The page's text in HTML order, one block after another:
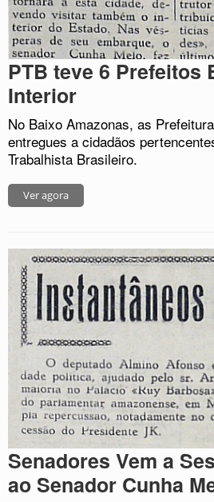
PTB teve 6 Prefeitos
Interior
No Baixo Amazonas, as
entregues a cidadãos
Trabalhista Brasileiro.
Ver agora
Senadores Vem a
ao Senador Cunha